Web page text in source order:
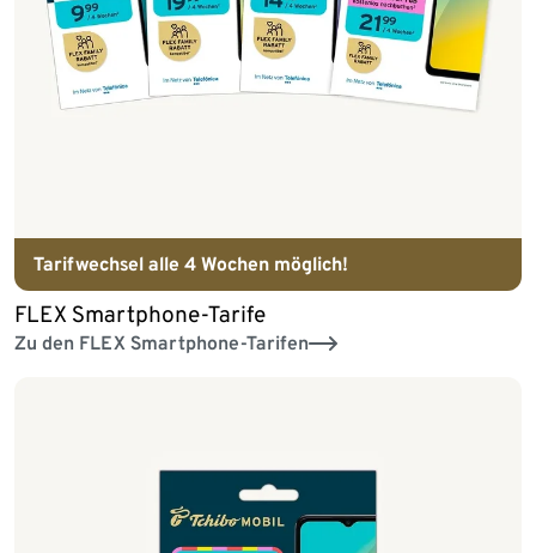
Tarifwechsel alle 4 Wochen möglich!
FLEX Smartphone-Tarife
Zu den FLEX Smartphone-Tarifen